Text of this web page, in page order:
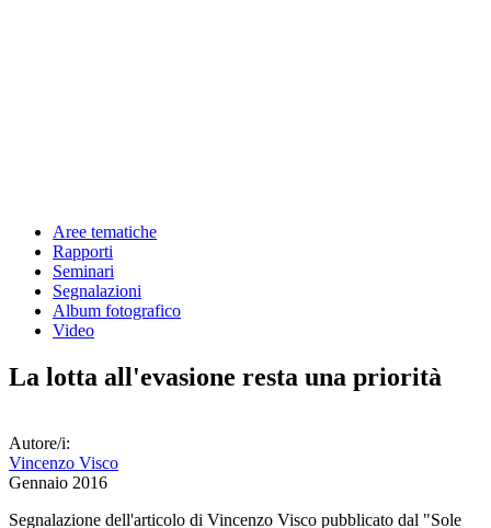
Aree tematiche
Rapporti
Seminari
Segnalazioni
Album fotografico
Video
La lotta all'evasione resta una priorità
Autore/i:
Vincenzo Visco
Gennaio 2016
Segnalazione dell'articolo di Vincenzo Visco pubblicato dal "Sole